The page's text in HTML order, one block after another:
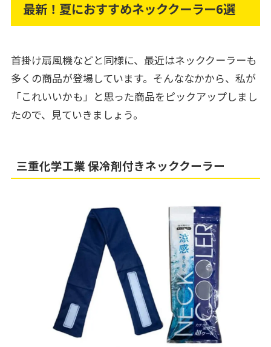
最新！夏におすすめネッククーラー6選
首掛け扇風機などと同様に、最近はネッククーラーも
多くの商品が登場しています。そんななかから、私が
「これいいかも」と思った商品をピックアップしまし
たので、見ていきましょう。
三重化学工業 保冷剤付きネッククーラー